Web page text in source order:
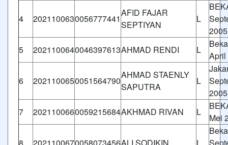
4 2021100630056777441
AFID FAJAR
SEPTIYAN
L
2005
5
2021100640046397613AHMAD RENDI L
April
6 2021100650051564790
AHMAD STAENLY
SAPUTRA
L
2005
7
2021100660059215684AKHMAD RIVAN L
Mei